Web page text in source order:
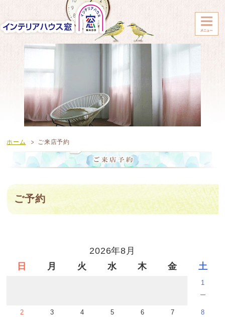
ホーム ご来店予約
ご予約
2026年8月
日
月 火 水 木 金 土
1
－
2 3 4 5 6 7 8